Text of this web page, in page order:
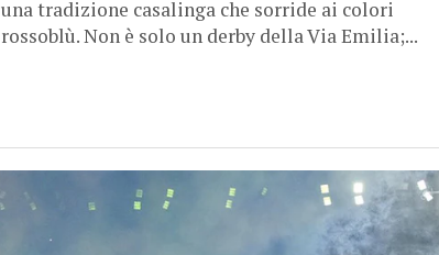
una tradizione casalinga che sorride ai colori
rossoblù. Non è solo un derby della Via Emilia;...